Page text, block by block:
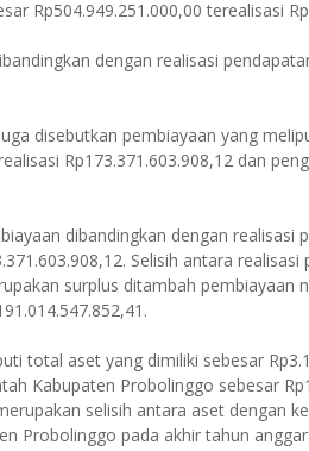
Rp504.949.251.000,00 terealisasi
dengan realisasi
disebutkan pembiayaan yang
Rp173.371.603.908,12 dan
dibandingkan dengan realisasi
Selisih antara
surplus ditambah pembiayaan
total aset yang dimiliki sebesar
Kabupaten Probolinggo sebesar
selisih antara aset dengan
Probolinggo pada akhir tahun